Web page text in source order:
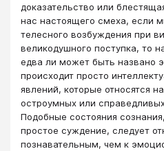
доказательство или
нас настоящего смеха, если
телесного возбуждения при
великодушного поступка, то
едва ли может быть названо
происходит просто
явлений, которые относятся
остроумных или
Подобные состояния
простое суждение, следует
познавательным, чем к